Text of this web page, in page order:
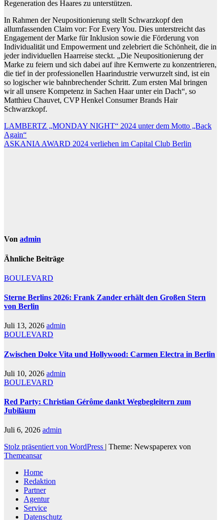
Regeneration des Haares zu unterstützen.
In Rahmen der Neupositionierung stellt Schwarzkopf den
allumfassenden Claim vor: For Every You. Dies unterstreicht das
Engagement der Marke für Inklusion sowie die Förderung von
Individualität und Empowerment und zelebriert die Schönheit, die in
jeder individuellen Haarreise steckt. „Die Neupositionierung der
Marke zu feiern und sich dabei auf ihre Kernwerte zu konzentrieren,
die tief in der professionellen Haarindustrie verwurzelt sind, ist ein
so logischer wie bahnbrechender Schritt. Zum ersten Mal bringen
wir all unsere Kompetenz in Sachen Haar unter ein Dach“, so
Matthieu Chauvet, CVP Henkel Consumer Brands Hair
Schwarzkopf.
Beitragsnavigation
LAMBERTZ „MONDAY NIGHT“ 2024 unter dem Motto „Back
Again“
ASKANIA AWARD 2024 verliehen im Capital Club Berlin
Von admin
Ähnliche Beiträge
BOULEVARD
Sterne Berlins 2026: Frank Zander erhält den Großen Stern
von Berlin
Juli 13, 2026 admin
BOULEVARD
Zwischen Dolce Vita und Hollywood: Carmen Electra in Berlin
Juli 10, 2026 admin
BOULEVARD
Red Party: Christian Gérôme dankt Wegbegleitern zum
Jubiläum
Juli 6, 2026 admin
Stolz präsentiert von WordPress | Theme: Newspaperex von
Themeansar
Home
Redaktion
Partner
Agentur
Service
Datenschutz